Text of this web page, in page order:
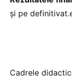
şi pe
Cadrele